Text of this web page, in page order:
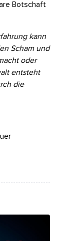
Botschaft
kann
Scham und
oder
entsteht
die